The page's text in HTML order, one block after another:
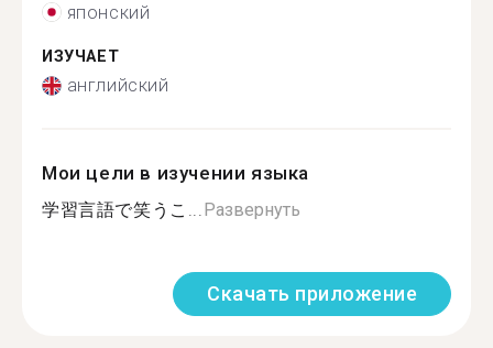
японский
ИЗУЧАЕТ
английский
Мои цели в изучении языка
学習言語で笑うこ...Развернуть
Скачать приложение